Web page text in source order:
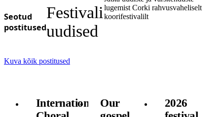
Seotud
postitused
Festivali
uudised
lugemist Corki rahvusvaheliselt
koorifestivalilt
Kuva kõik postitused
International
Our
2026